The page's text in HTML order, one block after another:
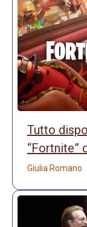
Tutto
“Fortnite”
Giulia Romano